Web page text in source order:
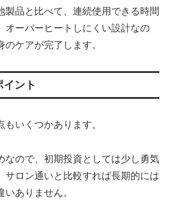
製品と比べて、連続使用できる時間
オーバーヒートしにくい設計なの
ケアが完了します。
ント
いくつかあります。
なので、初期投資としては少し勇気
サロン通いと比較すれば長期的には
ありません。